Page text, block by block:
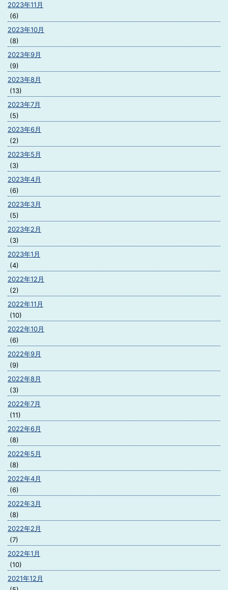
2023年11月
(6)
2023年10月
(8)
2023年9月
(9)
2023年8月
(13)
2023年7月
(5)
2023年6月
(2)
2023年5月
(3)
2023年4月
(6)
2023年3月
(5)
2023年2月
(3)
2023年1月
(4)
2022年12月
(2)
2022年11月
(10)
2022年10月
(6)
2022年9月
(9)
2022年8月
(3)
2022年7月
(11)
2022年6月
(8)
2022年5月
(8)
2022年4月
(6)
2022年3月
(8)
2022年2月
(7)
2022年1月
(10)
2021年12月